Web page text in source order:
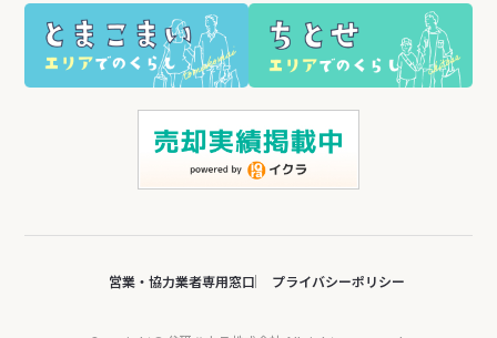
営業・協力業者専用窓口 プライバシーポリシー